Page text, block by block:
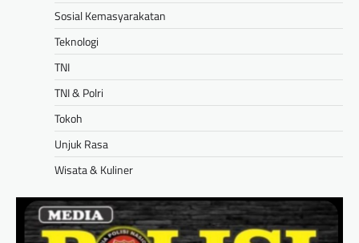
Sosial Kemasyarakatan
Teknologi
TNI
TNI & Polri
Tokoh
Unjuk Rasa
Wisata & Kuliner